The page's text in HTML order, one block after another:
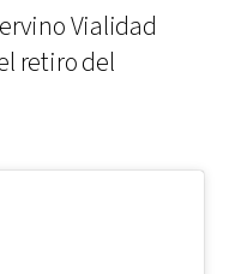
Vialidad
retiro del